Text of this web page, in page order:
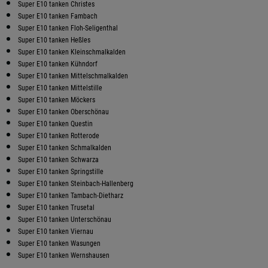
Super E10 tanken Christes
Super E10 tanken Fambach
Super E10 tanken Floh-Seligenthal
Super E10 tanken Heßles
Super E10 tanken Kleinschmalkalden
Super E10 tanken Kühndorf
Super E10 tanken Mittelschmalkalden
Super E10 tanken Mittelstille
Super E10 tanken Möckers
Super E10 tanken Oberschönau
Super E10 tanken Questin
Super E10 tanken Rotterode
Super E10 tanken Schmalkalden
Super E10 tanken Schwarza
Super E10 tanken Springstille
Super E10 tanken Steinbach-Hallenberg
Super E10 tanken Tambach-Dietharz
Super E10 tanken Trusetal
Super E10 tanken Unterschönau
Super E10 tanken Viernau
Super E10 tanken Wasungen
Super E10 tanken Wernshausen